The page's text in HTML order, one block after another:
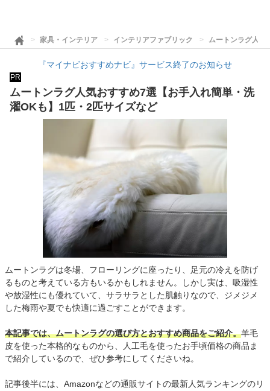
家具・インテリア インテリアファブリック ムートンラグ人気
『マイナビおすすめナビ』サービス終了のお知らせ
PR
ムートンラグ人気おすすめ7選【お手入れ簡単・洗
濯OKも】1匹・2匹サイズなど
ムートンラグは冬場、フローリングに座ったり、足元の冷えを防げ
るものと考えている方もいるかもしれません。しかし実は、吸湿性
や放湿性にも優れていて、サラサラとした肌触りなので、ジメジメ
した梅雨や夏でも快適に過ごすことができます。
本記事では、ムートンラグの選び方とおすすめ商品をご紹介。羊毛
皮を使った本格的なものから、人工毛を使ったお手頃価格の商品ま
で紹介しているので、ぜひ参考にしてくださいね。
記事後半には、Amazonなどの通販サイトの最新人気ランキングのリ